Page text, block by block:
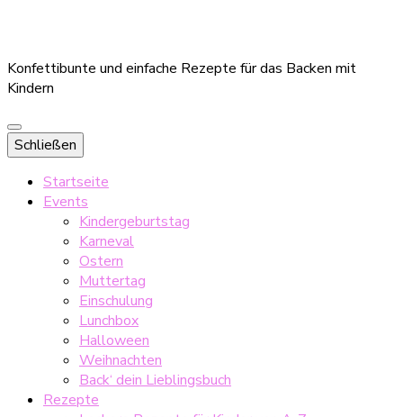
Konfettibunte und einfache Rezepte für das Backen mit
Kindern
Schließen
Startseite
Events
Kindergeburtstag
Karneval
Ostern
Muttertag
Einschulung
Lunchbox
Halloween
Weihnachten
Back‘ dein Lieblingsbuch
Rezepte